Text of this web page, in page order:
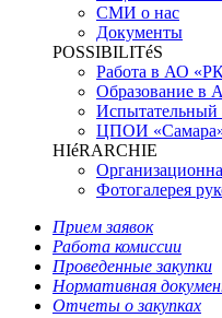
СМИ о нас
Документы
POSSIBILITéS
Работа в АО
Образование в
Испытательный
ЦПОИ
HIéRARCHIE
Фотогалерея
Прием заявок
Работа комиссии
Проведенные закупки
Нормативная
Отчеты о закупках